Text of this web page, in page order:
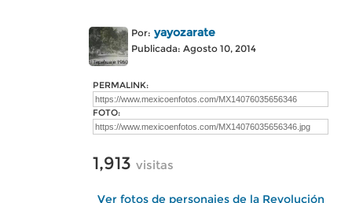
Por: yayozarate
Publicada: Agosto 10, 2014
PERMALINK:
FOTO:
1,913 visitas
Ver fotos de personajes de la Revolución